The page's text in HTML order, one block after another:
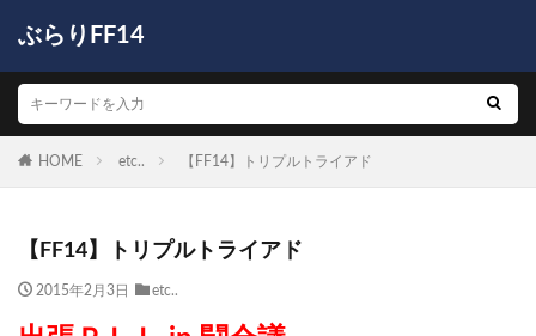
ぶらりFF14
HOME etc.. 【FF14】トリプルトライアド
【FF14】トリプルトライアド
2015年2月3日 etc..